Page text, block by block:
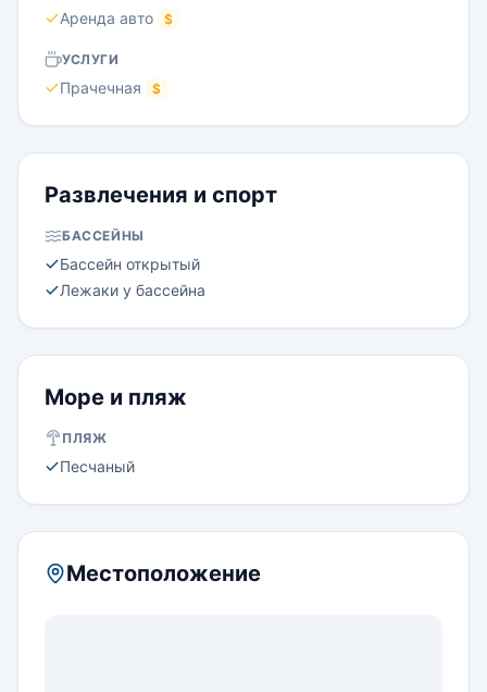
Аренда авто $
УСЛУГИ
Прачечная $
Развлечения и спорт
БАССЕЙНЫ
Бассейн открытый
Лежаки у бассейна
Море и пляж
ПЛЯЖ
Песчаный
Местоположение